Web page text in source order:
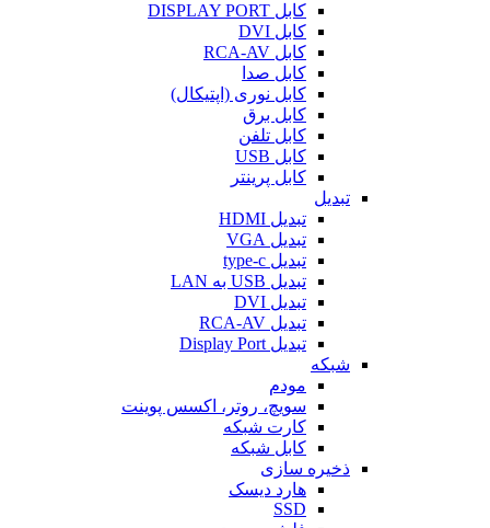
کابل DISPLAY PORT
کابل DVI
کابل RCA-AV
کابل صدا
کابل نوری (اپتیکال)
کابل برق
کابل تلفن
کابل USB
کابل پرینتر
تبدیل
تبدیل HDMI
تبدیل VGA
تبدیل type-c
تبدیل USB به LAN
تبدیل DVI
تبدیل RCA-AV
تبدیل Display Port
شبکه
مودم
سویچ، روتر، اکسس پوینت
کارت شبکه
کابل شبکه
ذخیره سازی
هارد دیسک
SSD